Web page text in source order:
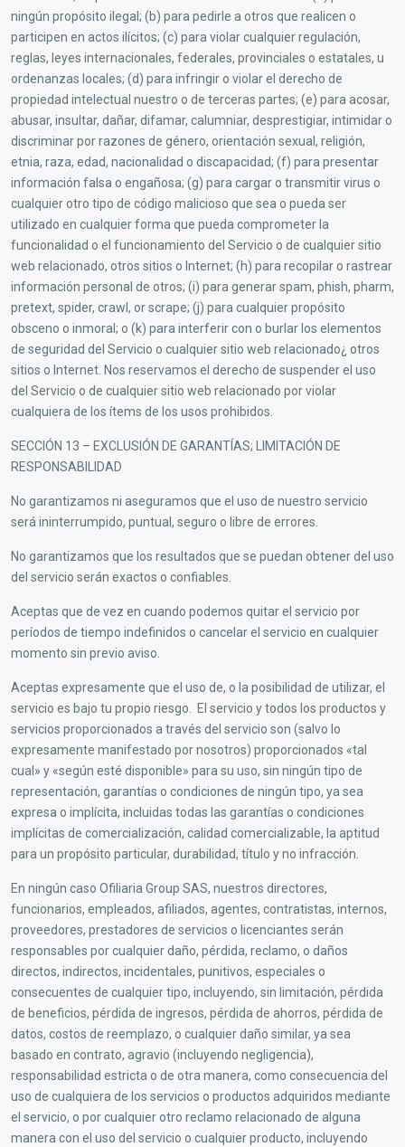
ningún propósito ilegal; (b) para pedirle a otros que realicen o
participen en actos ilícitos; (c) para violar cualquier regulación,
reglas, leyes internacionales, federales, provinciales o estatales, u
ordenanzas locales; (d) para infringir o violar el derecho de
propiedad intelectual nuestro o de terceras partes; (e) para acosar,
abusar, insultar, dañar, difamar, calumniar, desprestigiar, intimidar o
discriminar por razones de género, orientación sexual, religión,
etnia, raza, edad, nacionalidad o discapacidad; (f) para presentar
información falsa o engañosa; (g) para cargar o transmitir virus o
cualquier otro tipo de código malicioso que sea o pueda ser
utilizado en cualquier forma que pueda comprometer la
funcionalidad o el funcionamiento del Servicio o de cualquier sitio
web relacionado, otros sitios o Internet; (h) para recopilar o rastrear
información personal de otros; (i) para generar spam, phish, pharm,
pretext, spider, crawl, or scrape; (j) para cualquier propósito
obsceno o inmoral; o (k) para interferir con o burlar los elementos
de seguridad del Servicio o cualquier sitio web relacionado¿ otros
sitios o Internet. Nos reservamos el derecho de suspender el uso
del Servicio o de cualquier sitio web relacionado por violar
cualquiera de los ítems de los usos prohibidos.
SECCIÓN 13 – EXCLUSIÓN DE GARANTÍAS; LIMITACIÓN DE
RESPONSABILIDAD
No garantizamos ni aseguramos que el uso de nuestro servicio
será ininterrumpido, puntual, seguro o libre de errores.
No garantizamos que los resultados que se puedan obtener del uso
del servicio serán exactos o confiables.
Aceptas que de vez en cuando podemos quitar el servicio por
períodos de tiempo indefinidos o cancelar el servicio en cualquier
momento sin previo aviso.
Aceptas expresamente que el uso de, o la posibilidad de utilizar, el
servicio es bajo tu propio riesgo. El servicio y todos los productos y
servicios proporcionados a través del servicio son (salvo lo
expresamente manifestado por nosotros) proporcionados «tal
cual» y «según esté disponible» para su uso, sin ningún tipo de
representación, garantías o condiciones de ningún tipo, ya sea
expresa o implícita, incluidas todas las garantías o condiciones
implícitas de comercialización, calidad comercializable, la aptitud
para un propósito particular, durabilidad, título y no infracción.
En ningún caso Ofiliaria Group SAS, nuestros directores,
funcionarios, empleados, afiliados, agentes, contratistas, internos,
proveedores, prestadores de servicios o licenciantes serán
responsables por cualquier daño, pérdida, reclamo, o daños
directos, indirectos, incidentales, punitivos, especiales o
consecuentes de cualquier tipo, incluyendo, sin limitación, pérdida
de beneficios, pérdida de ingresos, pérdida de ahorros, pérdida de
datos, costos de reemplazo, o cualquier daño similar, ya sea
basado en contrato, agravio (incluyendo negligencia),
responsabilidad estricta o de otra manera, como consecuencia del
uso de cualquiera de los servicios o productos adquiridos mediante
el servicio, o por cualquier otro reclamo relacionado de alguna
manera con el uso del servicio o cualquier producto, incluyendo